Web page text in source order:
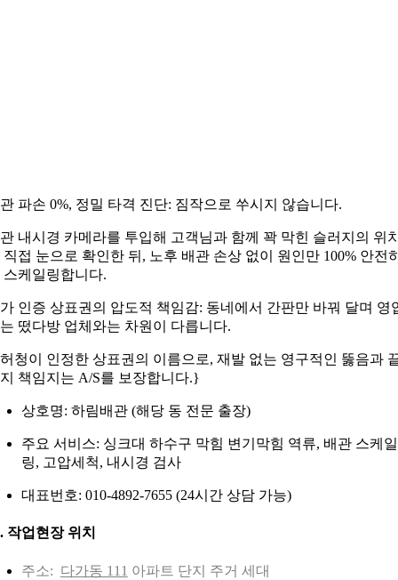
파손 0%, 정밀 타격 진단: 짐작으로 쑤시지 않습니다.
내시경 카메라를 투입해 고객님과 함께 꽉 막힌 슬러지의 위
직접 눈으로 확인한 뒤, 노후 배관 손상 없이 원인만 100% 안전
스케일링합니다.
인증 상표권의 압도적 책임감: 동네에서 간판만 바꿔 달며 영
떴다방 업체와는 차원이 다릅니다.
청이 인정한 상표권의 이름으로, 재발 없는 영구적인 뚫음과
책임지는 A/S를 보장합니다.}
상호명: 하림배관 (해당 동 전문 출장)
주요 서비스: 싱크대 하수구 막힘 변기막힘 역류, 배관 스케일
링, 고압세척, 내시경 검사
대표번호: 010-4892-7655 (24시간 상담 가능)
작업현장 위치
주소: 다가동 111 아파트 단지 주거 세대